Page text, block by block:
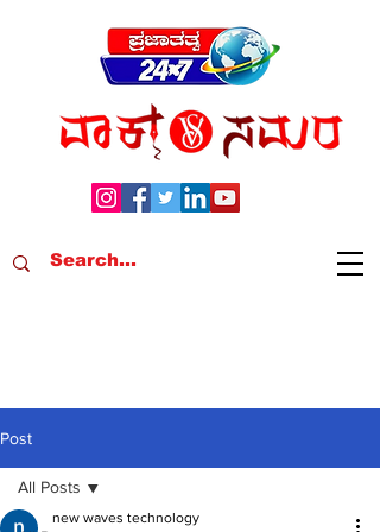
Post
All Posts
new waves technology